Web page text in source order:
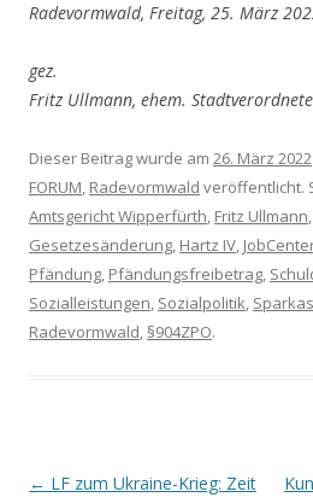
Radevormwald, Freitag, 25. März
gez.
Fritz Ullmann, ehem.
Dieser Beitrag wurde am 26. März 2022
FORUM, Radevormwald veröffentlicht.
Amtsgericht Wipperfürth, Fritz Ullmann,
Gesetzesänderung, Hartz IV,
Pfändung, Pfändungsfreibetrag,
Sozialleistungen, Sozialpolitik,
Radevormwald, §904ZPO.
Artikel-Navigation
← LF zum Ukraine-Krieg: Zeit